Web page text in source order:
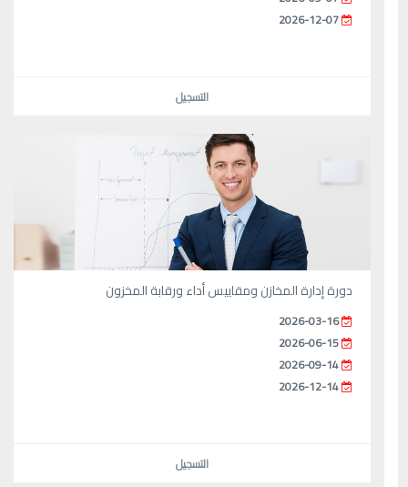
2026-12-07
التسجيل
دورة إدارة المخازن ومقاييس أداء ورقابة المخزون
2026-03-16
2026-06-15
2026-09-14
2026-12-14
التسجيل